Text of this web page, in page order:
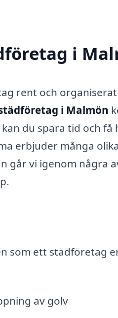
i
rent och
i Malmön
du spara tid och
erbjuder många
går vi igenom några
som ett städföretag
av golv